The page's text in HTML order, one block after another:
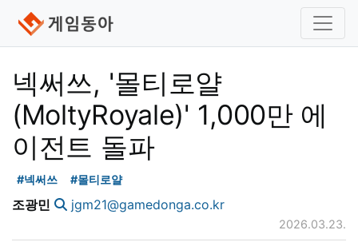
넥써쓰, '몰티로얄
(MoltyRoyale)' 1,000만 에
이전트 돌파
#넥써쓰 #몰티로얄
조광민 jgm21@gamedonga.co.kr
2026.03.23.